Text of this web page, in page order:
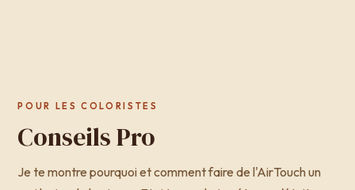
POUR LES COLORISTES
Conseils Pro
Je te montre pourquoi et comment faire de l'AirTouch un